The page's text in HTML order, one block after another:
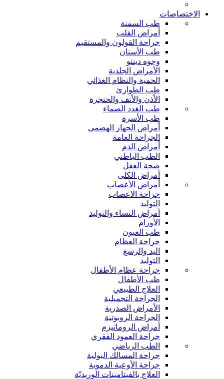
الاختصاصات
طب السمنة
أمراض القلب
جراحة القولون والمستقيم
طب الأسنان
وجوه دينتو
الأمراض الجلدية
الحمية والنظام الغذائي
طب الطوارئ
الأذن والأنف والحنجرة
طب الغدد الصماء
طب الأسرة
أمراض الجهاز الهضمي
الجراحة العامة
أمراض الدم
الطب الباطني
صحة العقل
أمراض الكلى
أمراض الأعصاب
جراحة الاعصاب
التوليد
أمراض النساء والتوليد
الأورام
طب العيون
جراحة العظام
اليد والرسغ
التوليد
جراحة عظام الأطفال
طب الأطفال
العلاج الطبيعي
الجراحة التجميلية
الأمراض الصدرية
الجراحة الروبوتية
أمراض الروماتيزم
جراحة العمود الفقري
الطب الرياضي
جراحة المسالك البولية
جراحة الأوعية الدموية
العلاج بالفيتامينات الوريديّة